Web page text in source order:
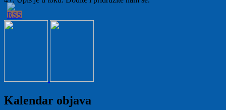
Kalendar objava